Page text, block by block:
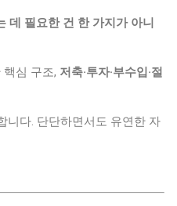
데 필요한 건 한 가지가 아니
심 구조, 저축·투자·부수입·절
니다. 단단하면서도 유연한 자